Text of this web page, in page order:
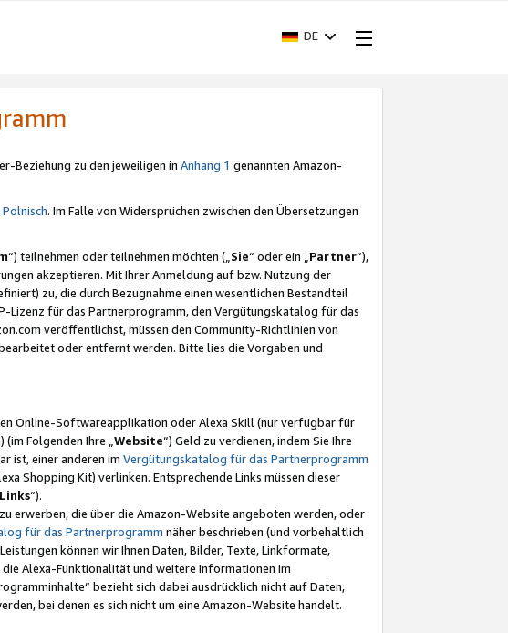
DE
Beziehung zu den jeweiligen in Anhang 1 genannten Amazon-
Polnisch. Im Falle von Widersprüchen zwischen den Übersetzungen
“) teilnehmen oder teilnehmen möchten („Sie“ oder ein „Partner“),
akzeptieren. Mit Ihrer Anmeldung auf bzw. Nutzung der
zu, die durch Bezugnahme einen wesentlichen Bestandteil
Lizenz für das Partnerprogramm, den Vergütungskatalog für das
veröffentlichst, müssen den Community-Richtlinien von
oder entfernt werden. Bitte lies die Vorgaben und
Online-Softwareapplikation oder Alexa Skill (nur verfügbar für
Folgenden Ihre „ Website“) Geld zu verdienen, indem Sie Ihre
ist, einer anderen im Vergütungskatalog für das Partnerprogramm
Shopping Kit) verlinken. Entsprechende Links müssen dieser
“).
erwerben, die über die Amazon-Website angeboten werden, oder
für das Partnerprogramm näher beschrieben (und vorbehaltlich
können wir Ihnen Daten, Bilder, Texte, Linkformate,
Alexa-Funktionalität und weitere Informationen im
bezieht sich dabei ausdrücklich nicht auf Daten,
bei denen es sich nicht um eine Amazon-Website handelt.